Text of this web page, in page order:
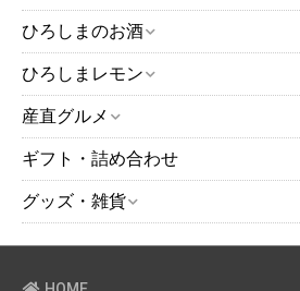
ひろしまのお酒
ひろしまレモン
産直グルメ
ギフト・詰め合わせ
グッズ・雑貨